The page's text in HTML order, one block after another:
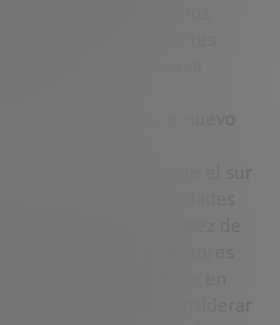
acuerdos publicitarios
no sean transparentes.
una marca
pagado?
de Europa en este nuevo
Jeremy destacó que el sur
tiene oportunidades
problemas de escasez de
poblacional, y sectores
del avance en
Eso sí, hay que considerar